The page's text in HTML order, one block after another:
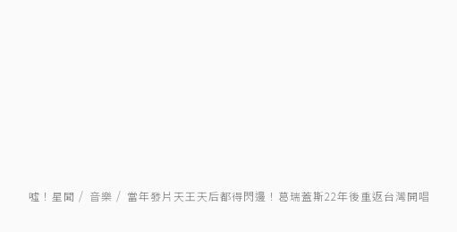
噓！星聞 音樂 當年發片天王天后都得閃邊！葛瑞蓋斯22年後重返台灣開唱